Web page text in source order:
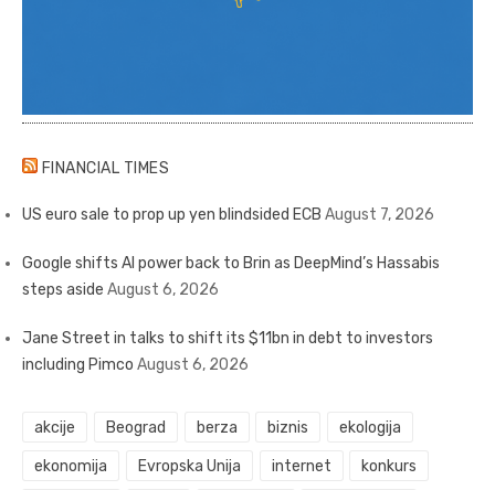
FINANCIAL TIMES
US euro sale to prop up yen blindsided ECB August 7, 2026
Google shifts AI power back to Brin as DeepMind’s Hassabis
steps aside August 6, 2026
Jane Street in talks to shift its $11bn in debt to investors
including Pimco August 6, 2026
akcije Beograd berza biznis ekologija
ekonomija Evropska Unija internet konkurs